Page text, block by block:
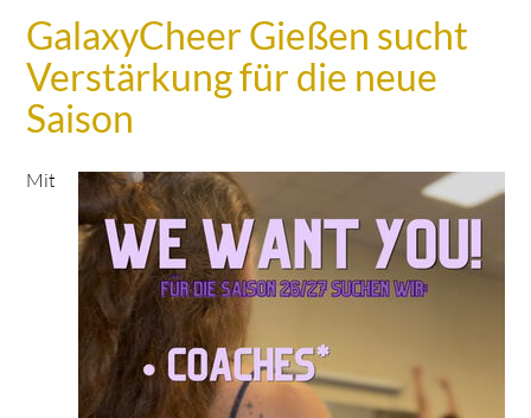
GalaxyCheer Gießen sucht
Verstärkung für die neue
Saison
Mit